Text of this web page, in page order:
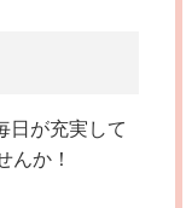
日が充実して
んか！